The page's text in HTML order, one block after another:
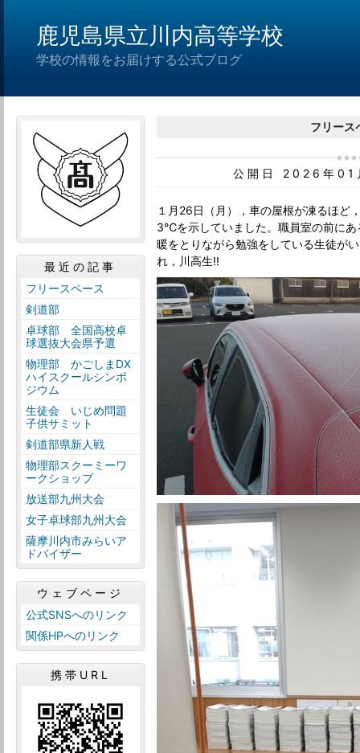
鹿児島県立川内高等学校
学校の情報をお届けする公式ブログ
フリース
公開日 2026年01
１月26日（月），車の屋根が凍るほど
3℃を示していました。職員室の前に
暖をとりながら勉強をしている生徒が
れ，川高生!!
最近の記事
フリースペース
剣道部
卓球部 全国高校卓
球選抜大会県予選
物理部 かごしまDX
ハイスクールシンポ
ジウム
生徒会 いじめ問題
子供サミット
剣道部県新人戦
物理部スクーミーワ
ークショップ
放送部九州大会
女子卓球部九州大会
薩摩川内市みらいア
ドバイザー
ウェブページ
公式SNSへのリンク
関係HPへのリンク
携帯URL